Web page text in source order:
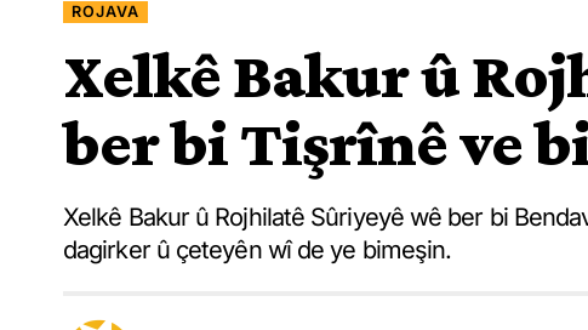
ROJAVA
Xelkê Bakur û
ber bi Tişrînê ve
Xelkê Bakur û Rojhilatê Sûriyeyê wê ber bi
dagirker û çeteyên wî de ye bimeşin.